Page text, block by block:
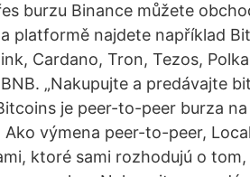
burzu Binance můžete
platformě najdete například
Cardano, Tron, Tezos,
„Nakupujte a predávajte
je peer-to-peer burza
výmena peer-to-peer,
ktoré sami rozhodujú o